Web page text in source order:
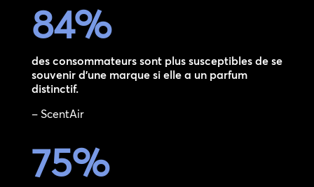
84%
des consommateurs sont plus susceptibles de se
souvenir d’une marque si elle a un parfum
distinctif.
– ScentAir
75%